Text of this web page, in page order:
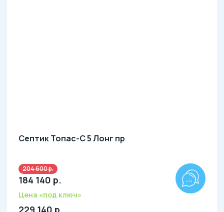
Септик Топас-С 5 Лонг пр
Количество человек: 3-5
литров в сутки: 1000
л: 220
204 600 р.
184 140 р.
Цена «под ключ»
229 140 р.